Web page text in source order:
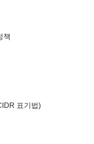
책
표기법)